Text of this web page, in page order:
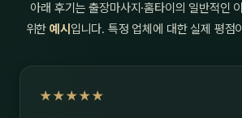
아래 후기는 출장마사지·홈타이의 일반적인
위한예시 입니다. 특정 업체에 대한 실제 평점
★★★★★